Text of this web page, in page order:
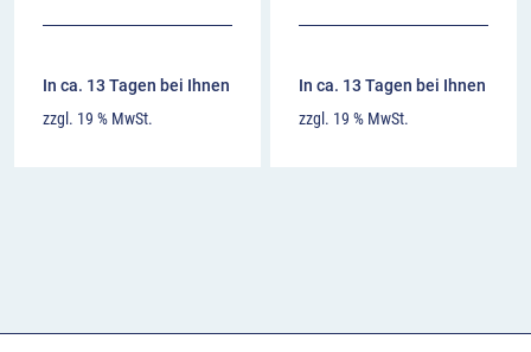
In ca. 13 Tagen bei Ihnen
zzgl. 19 % MwSt.
In ca. 13 Tagen bei Ihnen
zzgl. 19 % MwSt.